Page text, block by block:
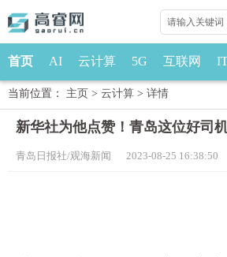
首页 AI 云计算 5G 互联网
当前位置： 主页 > 云计算 > 详情
新华社为他点赞！青岛这位好司
青岛日报社/观海新闻 2023-08-25 16:38:50